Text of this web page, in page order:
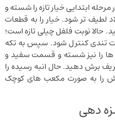
مرحله ابتدایی خیار تازه را شسته و
لطیف تر شود. خیار را به قطعات
نوبت فلفل چیلی تازه است؛
تندی کنترل شود. سپس به تکه
ها را نیز شسته و قسمت سفید و
برش دهید. حال انبه رسیده را
را به صورت مکعب های کوچک
دهی